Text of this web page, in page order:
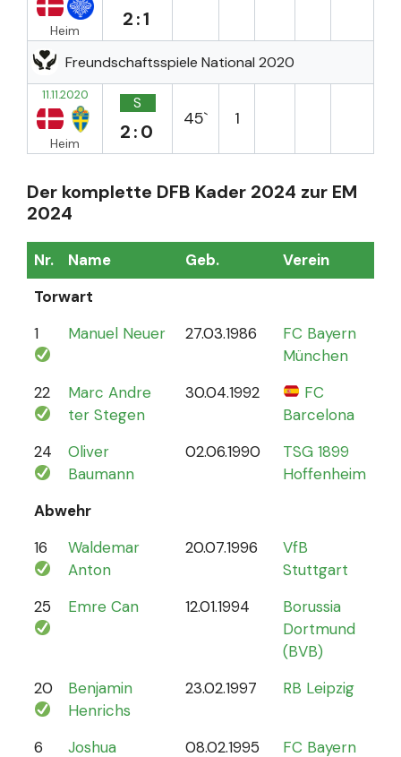
Heim 2:1
Freundschaftsspiele National 2020
11.11.2020
Heim
S
2:0
45` 1
Der komplette DFB Kader 2024 zur EM
2024
Nr. Name Geb. Verein
Torwart
1
Manuel Neuer 27.03.1986
FC Bayern
München
22
Marc Andre
ter Stegen
30.04.1992
FC
Barcelona
24
Oliver
Baumann
02.06.1990
TSG 1899
Hoffenheim
Abwehr
16
Waldemar
Anton
20.07.1996
VfB
Stuttgart
25 Emre Can 12.01.1994
Borussia
Dortmund
(BVB)
20
Benjamin
Henrichs
23.02.1997 RB Leipzig
6
Joshua
08.02.1995
FC Bayern